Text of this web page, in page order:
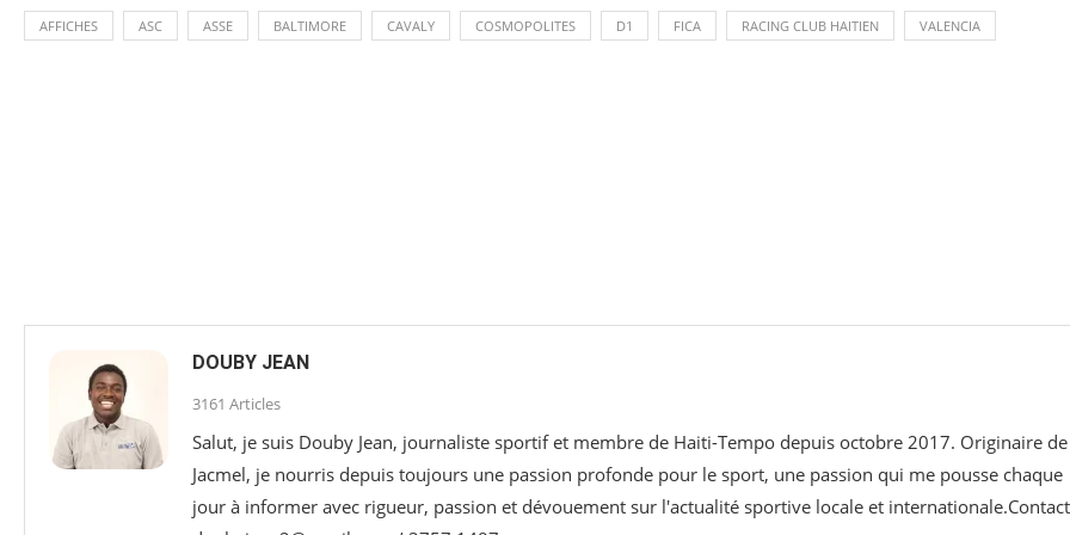
AFFICHES ASC ASSE BALTIMORE CAVALY COSMOPOLITES D1 FICA RACING CLUB HAITIEN VALENCIA
DOUBY JEAN
3161 Articles
Salut, je suis Douby Jean, journaliste sportif et membre de Haiti-Tempo depuis octobre 2017. Originaire de
Jacmel, je nourris depuis toujours une passion profonde pour le sport, une passion qui me pousse chaque
jour à informer avec rigueur, passion et dévouement sur l'actualité sportive locale et